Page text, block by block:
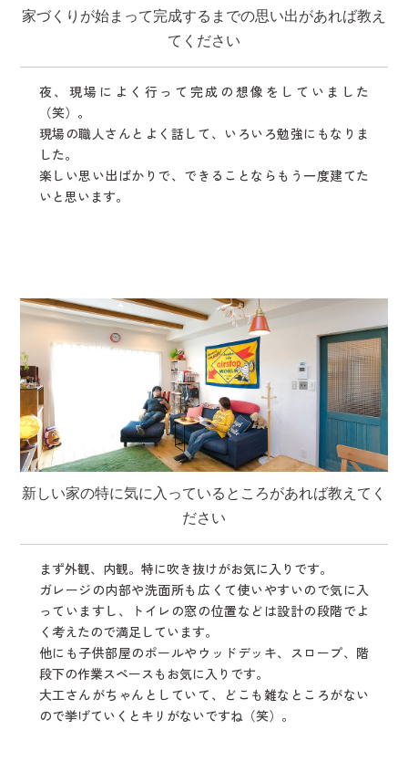
家づくりが始まって完成するまでの思い出があれば教え
てください
夜、現場によく行って完成の想像をしていました
（笑）。
現場の職人さんとよく話して、いろいろ勉強にもなりま
した。
楽しい思い出ばかりで、できることならもう一度建てた
いと思います。
新しい家の特に気に入っているところがあれば教えてく
ださい
まず外観、内観。特に吹き抜けがお気に入りです。
ガレージの内部や洗面所も広くて使いやすいので気に入
っていますし、トイレの窓の位置などは設計の段階でよ
く考えたので満足しています。
他にも子供部屋のポールやウッドデッキ、スロープ、階
段下の作業スペースもお気に入りです。
大工さんがちゃんとしていて、どこも雑なところがない
ので挙げていくとキリがないですね（笑）。